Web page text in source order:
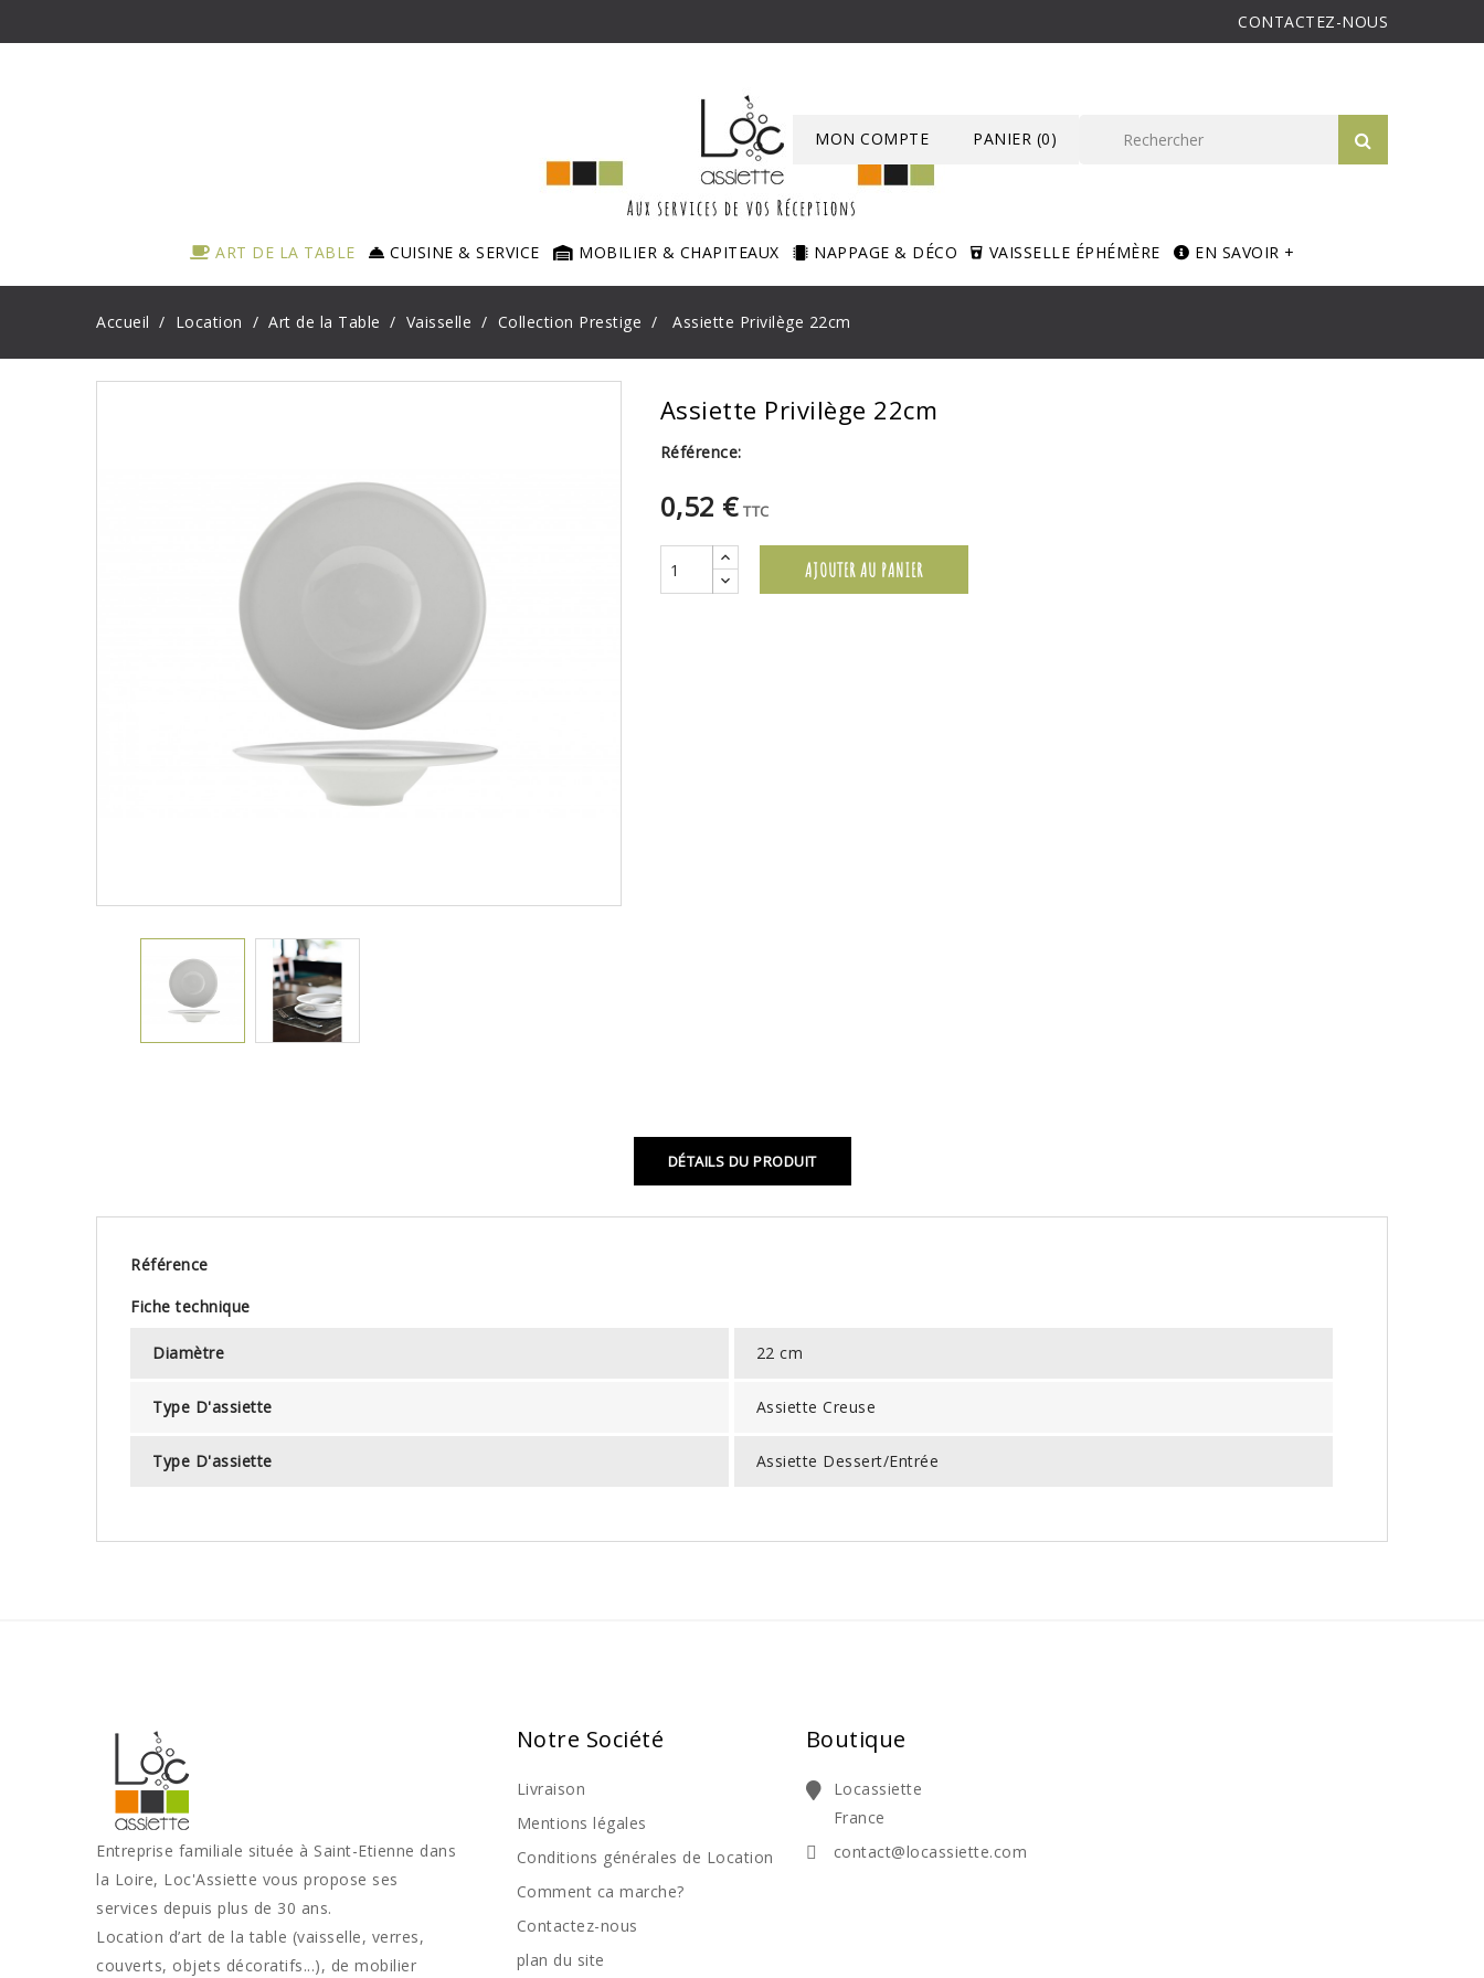
CONTACTEZ-NOUS
PANIER (0)
MON COMPTE
ART DE LA TABLE CUISINE & SERVICE MOBILIER & CHAPITEAUX NAPPAGE & DÉCO VAISSELLE ÉPHÉMÈRE EN SAVOIR +
Accueil Location Art de la Table Vaisselle Collection Prestige Assiette Privilège 22cm
Assiette Privilège 22cm
Référence:
0,52 € TTC
AJOUTER AU PANIER
DÉTAILS DU PRODUIT
Référence
Fiche technique
Diamètre 22 cm
Type D'assiette Assiette Creuse
Type D'assiette Assiette Dessert/Entrée
Entreprise familiale située à Saint-Etienne dans
la Loire, Loc'Assiette vous propose ses
services depuis plus de 30 ans.
Location d’art de la table (vaisselle, verres,
couverts, objets décoratifs...), de mobilier
Notre Société
Livraison
Mentions légales
Conditions générales de Location
Comment ca marche?
Contactez-nous
plan du site
Boutique
Locassiette
France
contact@locassiette.com